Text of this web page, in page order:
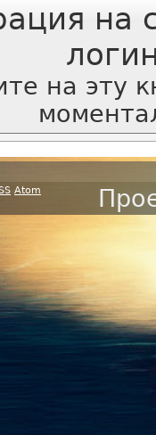
на
на эту
Atom